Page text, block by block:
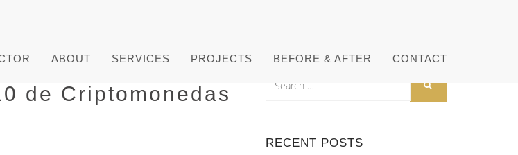
ABOUT SERVICES PROJECTS BEFORE & AFTER CONTACT
de Criptomonedas
RECENT POSTS